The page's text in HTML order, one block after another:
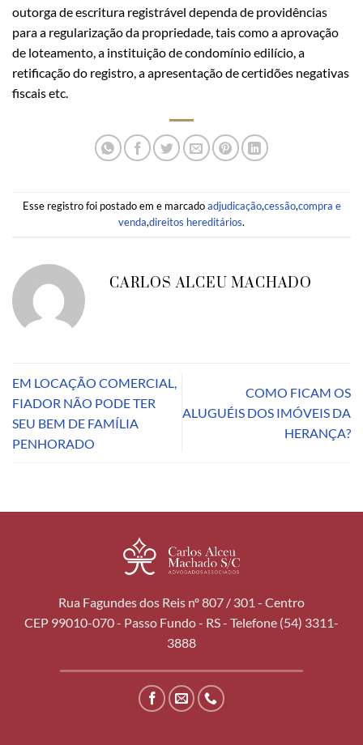
outorga de escritura registrável dependa de providências
para a regularização da propriedade, tais como a aprovação
de loteamento, a instituição de condomínio edilício, a
retificação do registro, a apresentação de certidões negativas
fiscais etc.
Esse registro foi postado em e marcadoadjudicação,cessão,compra e
venda,direitos hereditários.
CARLOS ALCEU MACHADO
EM LOCAÇÃO COMERCIAL,
FIADOR NÃO PODE TER
SEU BEM DE FAMÍLIA
PENHORADO
COMO FICAM OS
ALUGUÉIS DOS IMÓVEIS DA
HERANÇA?
Rua Fagundes dos Reis nº 807 / 301 - Centro
CEP 99010-070 - Passo Fundo - RS - Telefone (54) 3311-
3888